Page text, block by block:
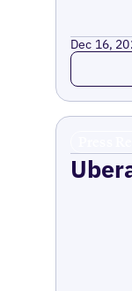
Dec 16,
Read